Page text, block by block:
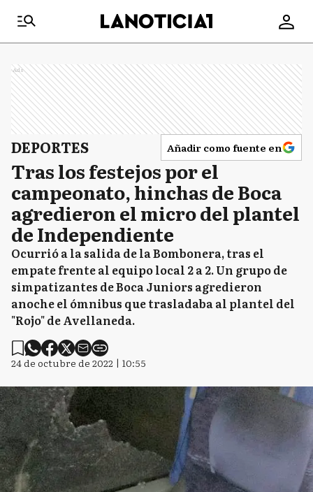
Ads
DEPORTES Añadir como fuente en
Tras los festejos por el
campeonato, hinchas de Boca
agredieron el micro del plantel
de Independiente
Ocurrió a la salida de la Bombonera, tras el
empate frente al equipo local 2 a 2. Un grupo de
simpatizantes de Boca Juniors agredieron
anoche el ómnibus que trasladaba al plantel del
"Rojo" de Avellaneda.
24 de octubre de 2022 | 10:55